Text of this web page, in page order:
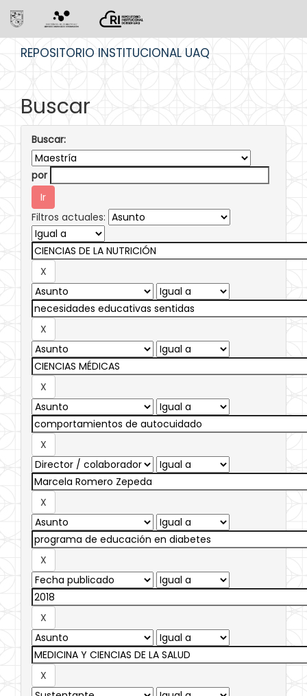
REPOSITORIO INSTITUCIONAL UAQ
Buscar
Buscar:
por
Filtros actuales: